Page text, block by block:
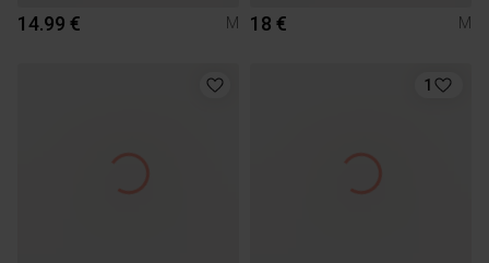
14.99 € M 18 € M
1